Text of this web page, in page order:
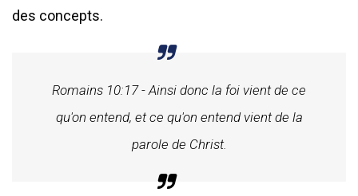
des concepts.
Romains 10:17 - Ainsi donc la foi vient de ce
qu'on entend, et ce qu'on entend vient de la
parole de Christ.